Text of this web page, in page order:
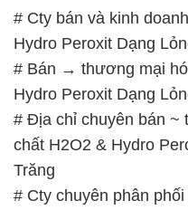
# Cty bán và kinh
Hydro Peroxit Dạng
# Bán → thương mại
Hydro Peroxit Dạng
# Địa chỉ chuyên bán ~
chất H2O2 & Hydro
Trăng
# Cty chuyên phân